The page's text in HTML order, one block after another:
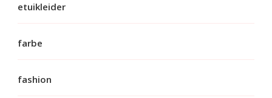
etuikleider
farbe
fashion